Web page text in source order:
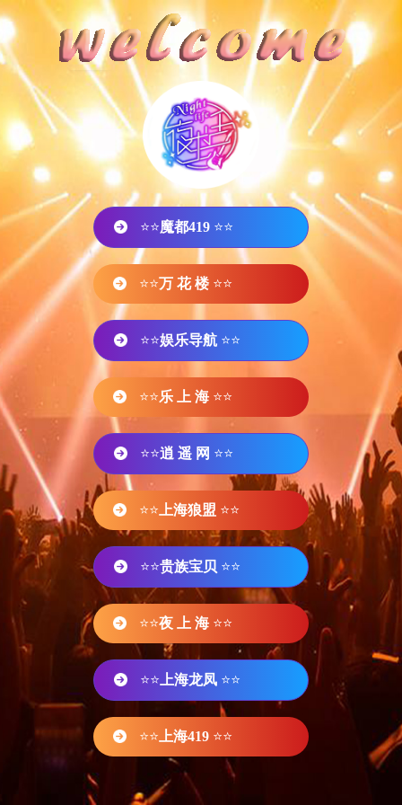
⭐⭐魔都419 ⭐⭐
⭐⭐万 花 楼 ⭐⭐
⭐⭐娱乐导航 ⭐⭐
⭐⭐乐 上 海 ⭐⭐
⭐⭐逍 遥 网 ⭐⭐
⭐⭐ 上海狼盟 ⭐⭐
⭐⭐贵族宝贝 ⭐⭐
⭐⭐夜 上 海 ⭐⭐
⭐⭐ 上海龙凤 ⭐⭐
⭐⭐ 上海419 ⭐⭐